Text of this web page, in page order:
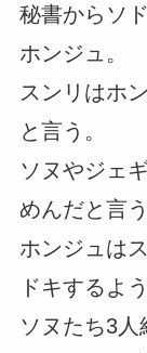
秘書からソ
ホンジュ。
スンリはホ
と言う。
ソヌやジェ
めんだと言う
ホンジュは
ドキするよ
ソヌたち3